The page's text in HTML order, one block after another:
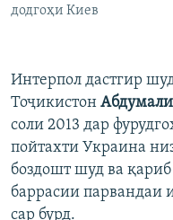
додгоҳи Киев
Интерпол дастгир
Тоҷикистон
соли 2013 дар
пойтахти Украина
боздошт шуд ва
баррасии парвандаи
сар бурд.